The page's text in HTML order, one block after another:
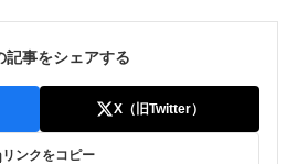
記事をシェアする
X（旧Twitter）
リンクをコピー